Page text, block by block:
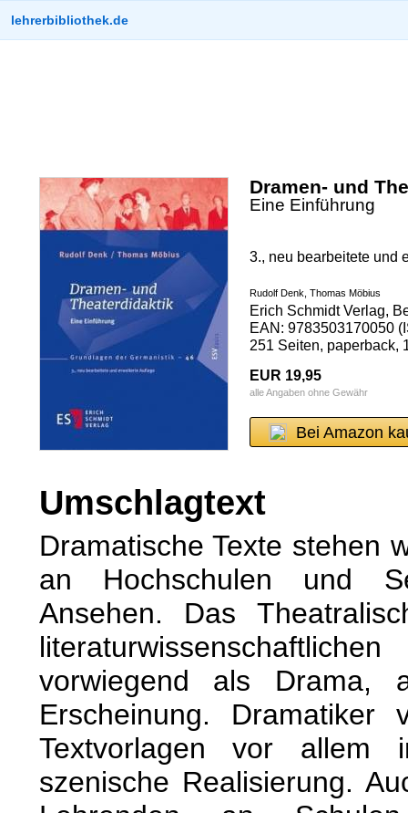
lehrerbibliothek.de
Dramen- und
Eine Einführung
3., neu bearbeitete und
Rudolf Denk, Thomas Möbius
Erich Schmidt Verlag,
EAN: 9783503170050
251 Seiten, paperback,
EUR 19,95
alle Angaben ohne Gewähr
Bei Amazon
Umschlagtext
Dramatische Texte stehen
an Hochschulen und
Ansehen. Das
vorwiegend als Drama,
Erscheinung. Dramatiker
Textvorlagen vor
szenische Realisierung.